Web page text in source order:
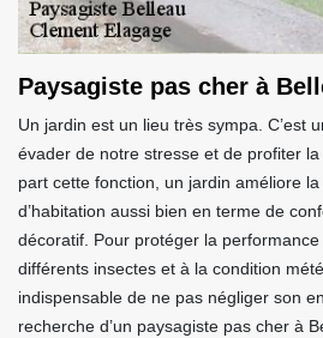
Paysagiste pas cher à
Un jardin est un lieu très sympa. C’est
évader de notre stresse et de profiter
part cette fonction, un jardin améliore la
d’habitation aussi bien en terme de
décoratif. Pour protéger la performance
différents insectes et à la condition
indispensable de ne pas négliger son
recherche d’un paysagiste pas cher à